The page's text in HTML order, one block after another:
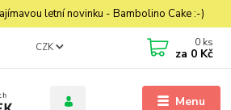
letní novinku - Bambolino Cake :-)
Menu
CZK 0 ks
za 0 Kč